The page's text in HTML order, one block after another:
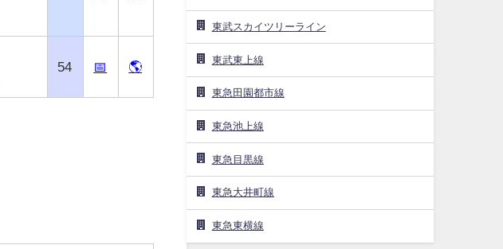
54 📅 🌎
東武スカイツリーライン
東武東上線
東急田園都市線
東急池上線
東急目黒線
東急大井町線
東急東横線